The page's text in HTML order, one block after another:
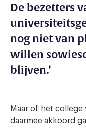
De bezetters
nog niet van
willen
blijven.’
Maar of het
daarmee akkoord